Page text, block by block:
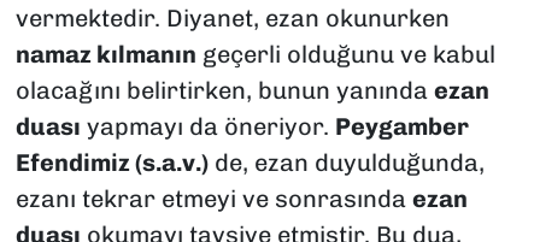
vermektedir. Diyanet, ezan okunurken
namaz kılmanın geçerli olduğunu ve kabul
olacağını belirtirken, bunun yanında ezan
duası yapmayı da öneriyor. Peygamber
Efendimiz (s.a.v.)de, ezan duyulduğunda,
ezanı tekrar etmeyi ve sonrasında ezan
duası okumayı tavsiye etmiştir. Bu dua,